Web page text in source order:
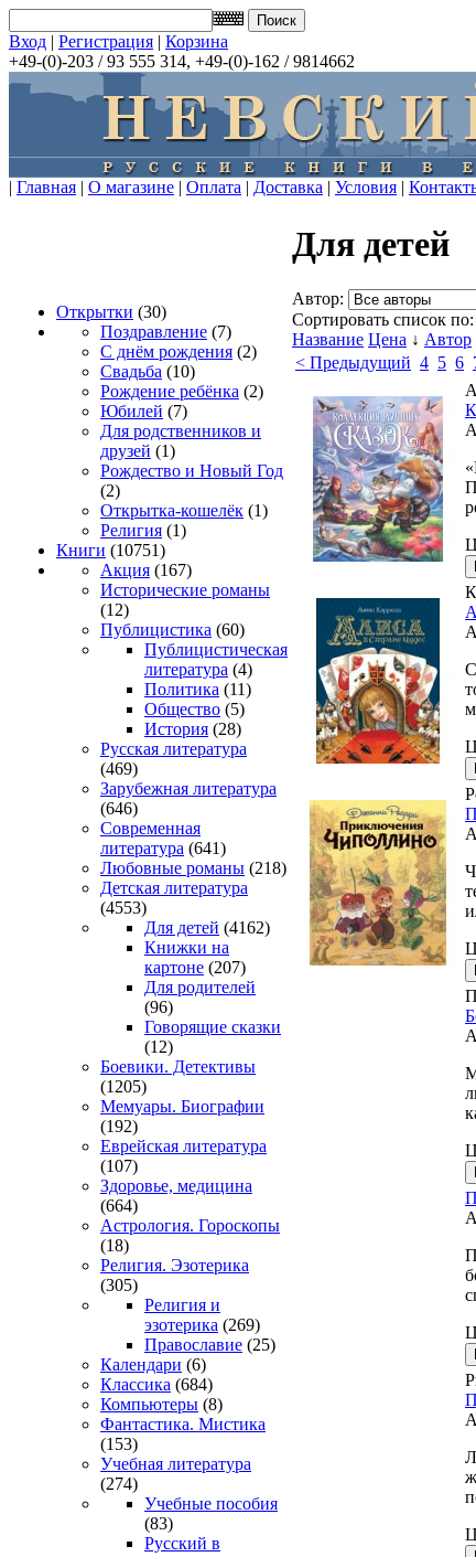
Вход | Регистрация | Корзина
+49-(0)-203 / 93 555 314, +49-(0)-162 / 9814662
| Главная | О магазине | Оплата | Доставка | Условия |
Открытки (30)
Поздравление (7)
С днём рождения (2)
Свадьба (10)
Рождение ребёнка (2)
Юбилей (7)
Для родственников и
друзей (1)
Рождество и Новый Год
(2)
Открытка-кошелёк (1)
Религия (1)
Книги (10751)
Акция (167)
Исторические романы
(12)
Публицистика (60)
Публицистическая
литература (4)
Политика (11)
Общество (5)
История (28)
Русская литература
(469)
Зарубежная литература
(646)
Современная
литература (641)
Любовные романы (218)
Детская литература
(4553)
Для детей (4162)
Книжки на
картоне (207)
Для родителей
(96)
Говорящие сказки
(12)
Боевики. Детективы
(1205)
Мемуары. Биографии
(192)
Еврейская литература
(107)
Здоровье, медицина
(664)
Астрология. Гороскопы
(18)
Религия. Эзотерика
(305)
Религия и
эзотерика (269)
Православие (25)
Календари (6)
Классика (684)
Компьютеры (8)
Фантастика. Мистика
(153)
Учебная литература
(274)
Учебные пособия
(83)
Русский в
Для детей
Автор:
Сортировать список по:
Название Цена ↓ Автор
< Предыдущий 4 5 6